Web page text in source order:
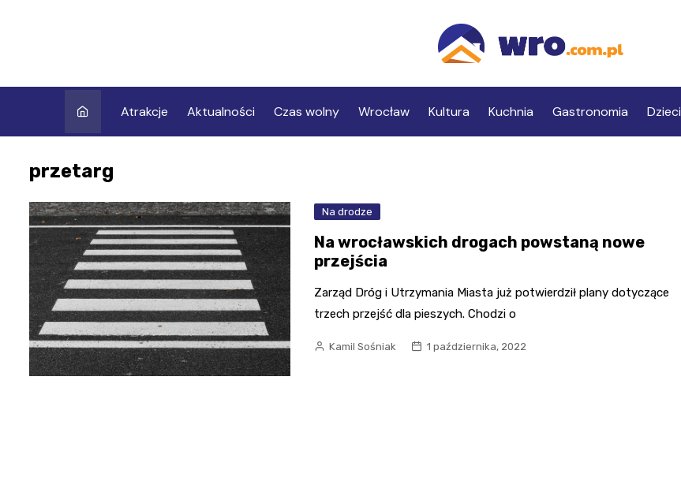
Atrakcje Aktualności Czas wolny Wrocław Kultura Kuchnia Gastronomia Dzieci
przetarg
Na drodze
Na wrocławskich drogach powstaną nowe
przejścia
Zarząd Dróg i Utrzymania Miasta już potwierdził plany dotyczące
trzech przejść dla pieszych. Chodzi o
Kamil Sośniak 1 października, 2022